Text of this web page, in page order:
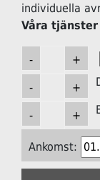
individuella
Våra tjänster
Ankomst: